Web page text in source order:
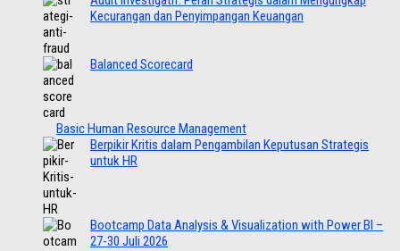
Kecurangan dan Penyimpangan Keuangan
Balanced Scorecard
Basic Human Resource Management
Berpikir Kritis dalam Pengambilan Keputusan Strategis
untuk HR
Bootcamp Data Analysis & Visualization with Power BI –
27-30 Juli 2026